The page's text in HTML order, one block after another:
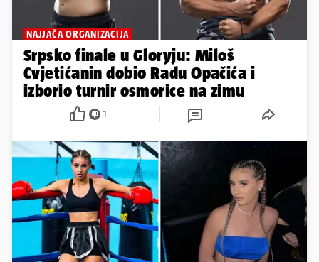
NAJJAČA ORGANIZACIJA
Srpsko finale u Gloryju: Miloš
Cvjetićanin dobio Radu Opačića i
izborio turnir osmorice na zimu
1